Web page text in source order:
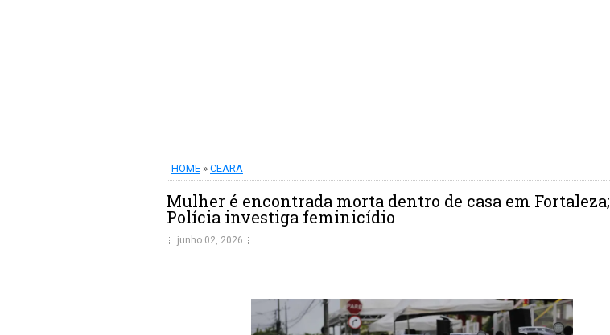
HOME » CEARA
Mulher é encontrada morta dentro de casa em Fortaleza;
Polícia investiga feminicídio
junho 02, 2026